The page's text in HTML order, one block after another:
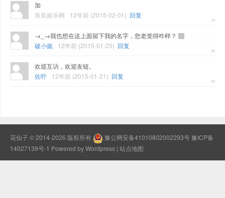
加
良良娱乐网
12年前 (2015-02-01) 回复
→_→我也想在这上面留下我的名字，您老觉得咋样？
破小懿
12年前 (2015-01-25) 回复
欢迎互访，欢迎友链。
佐咛
12年前 (2015-01-21) 回复
花仙子© 2014-2026 版权所有 豫公网安备41010802002293号 豫ICP备
14027139号-1 Powered by Wordpress | 站点地图